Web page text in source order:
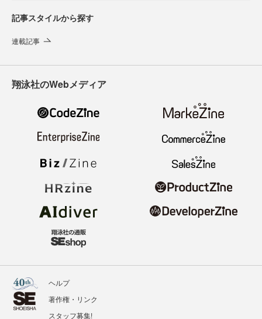
記事スタイルから探す
連載記事
翔泳社のWebメディア
ヘルプ
著作権・リンク
スタッフ募集!